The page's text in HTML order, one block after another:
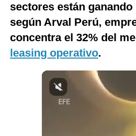
sectores están
según Arval Perú,
concentra el 32% del
leasing operativo.